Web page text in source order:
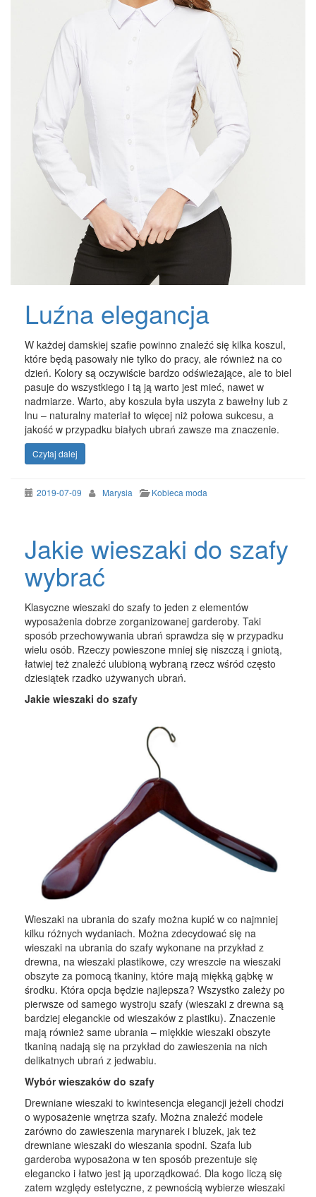
Luźna elegancja
W każdej damskiej szafie powinno znaleźć się kilka koszul,
które będą pasowały nie tylko do pracy, ale również na co
dzień. Kolory są oczywiście bardzo odświeżające, ale to biel
pasuje do wszystkiego i tą ją warto jest mieć, nawet w
nadmiarze. Warto, aby koszula była uszyta z bawełny lub z
lnu – naturalny materiał to więcej niż połowa sukcesu, a
jakość w przypadku białych ubrań zawsze ma znaczenie.
Czytaj dalej
2019-07-09 Marysia Kobieca moda
Jakie wieszaki do szafy
wybrać
Klasyczne wieszaki do szafy to jeden z elementów
wyposażenia dobrze zorganizowanej garderoby. Taki
sposób przechowywania ubrań sprawdza się w przypadku
wielu osób. Rzeczy powieszone mniej się niszczą i gniotą,
łatwiej też znaleźć ulubioną wybraną rzecz wśród często
dziesiątek rzadko używanych ubrań.
Jakie wieszaki do szafy
Wieszaki na ubrania do szafy można kupić w co najmniej
kilku różnych wydaniach. Można zdecydować się na
wieszaki na ubrania do szafy wykonane na przykład z
drewna, na wieszaki plastikowe, czy wreszcie na wieszaki
obszyte za pomocą tkaniny, które mają miękką gąbkę w
środku. Która opcja będzie najlepsza? Wszystko zależy po
pierwsze od samego wystroju szafy (wieszaki z drewna są
bardziej eleganckie od wieszaków z plastiku). Znaczenie
mają również same ubrania – miękkie wieszaki obszyte
tkaniną nadają się na przykład do zawieszenia na nich
delikatnych ubrań z jedwabiu.
Wybór wieszaków do szafy
Drewniane wieszaki to kwintesencja elegancji jeżeli chodzi
o wyposażenie wnętrza szafy. Można znaleźć modele
zarówno do zawieszenia marynarek i bluzek, jak też
drewniane wieszaki do wieszania spodni. Szafa lub
garderoba wyposażona w ten sposób prezentuje się
elegancko i łatwo jest ją uporządkować. Dla kogo liczą się
zatem względy estetyczne, z pewnością wybierze wieszaki